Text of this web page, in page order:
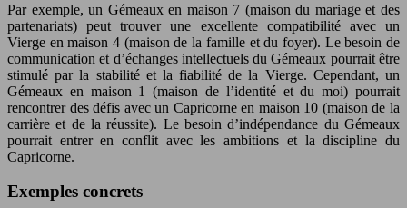
Par exemple, un Gémeaux en maison 7 (maison du mariage et des
partenariats) peut trouver une excellente compatibilité avec un
Vierge en maison 4 (maison de la famille et du foyer). Le besoin de
communication et d’échanges intellectuels du Gémeaux pourrait être
stimulé par la stabilité et la fiabilité de la Vierge. Cependant, un
Gémeaux en maison 1 (maison de l’identité et du moi) pourrait
rencontrer des défis avec un Capricorne en maison 10 (maison de la
carrière et de la réussite). Le besoin d’indépendance du Gémeaux
pourrait entrer en conflit avec les ambitions et la discipline du
Capricorne.
Exemples concrets